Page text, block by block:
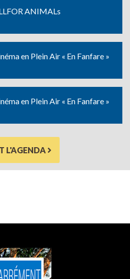
ANIMALs
en Plein Air « En Fanfare »
en Plein Air « En Fanfare »
L'AGENDA